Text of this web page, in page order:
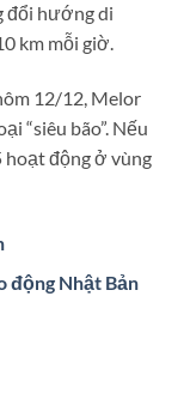
đổi hướng di
km mỗi giờ.
12/12, Melor
“siêu bão”. Nếu
hoạt động ở vùng
động Nhật Bản